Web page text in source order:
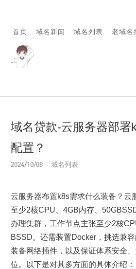
首页 域名新闻 域名列表 老域名
域名贷款-云服务器部署
配置？
2024/10/08 域名列表
云服务器布置k8s需求什么装备？云
至少2核CPU、4GB内存、
办理集群，工作节点主张至少2核
BSSD。还需装置Docker，挑选兼容
装备网络插件，以及保证体系安全
位。以下是对其多方面的具体介绍：